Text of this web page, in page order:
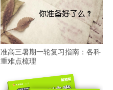
准高三暑期一轮复习指南：各科
重难点梳理